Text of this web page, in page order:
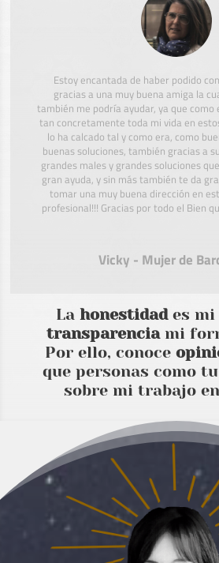
Estoy encantada de haber podido
gracias a una muy buena amiga la
también me podría ayudar, ya que como
tan concretamente toda mi vida en
lo ha calcado tal y como era, como
buenas soluciones, también gracias a
grandes males y grandes soluciones
gran ayuda, y sin más también te da
tomar una muy buena dirección en
profesional!!! Gracias por todo el Bien
Vicky - Mujer de
La honestidades mi
transparenciami
Por ello, conoce
que personas como
sobre mi trabajo en